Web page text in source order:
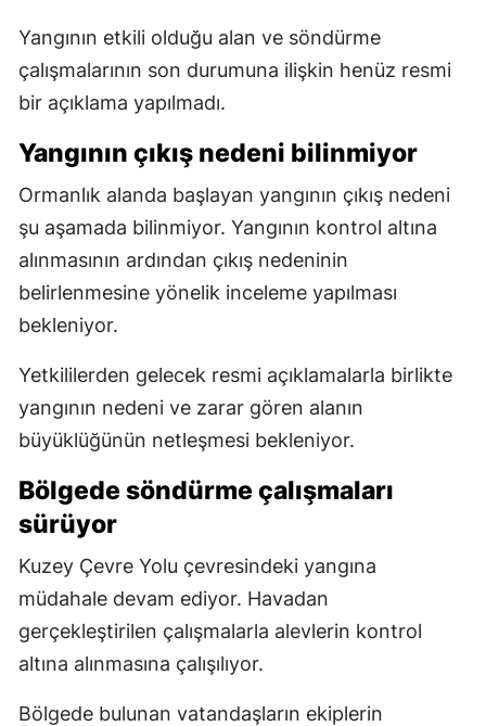
Yangının etkili olduğu alan ve söndürme
çalışmalarının son durumuna ilişkin henüz resmi
bir açıklama yapılmadı.
Yangının çıkış nedeni bilinmiyor
Ormanlık alanda başlayan yangının çıkış nedeni
şu aşamada bilinmiyor. Yangının kontrol altına
alınmasının ardından çıkış nedeninin
belirlenmesine yönelik inceleme yapılması
bekleniyor.
Yetkililerden gelecek resmi açıklamalarla birlikte
yangının nedeni ve zarar gören alanın
büyüklüğünün netleşmesi bekleniyor.
Bölgede söndürme çalışmaları
sürüyor
Kuzey Çevre Yolu çevresindeki yangına
müdahale devam ediyor. Havadan
gerçekleştirilen çalışmalarla alevlerin kontrol
altına alınmasına çalışılıyor.
Bölgede bulunan vatandaşların ekiplerin